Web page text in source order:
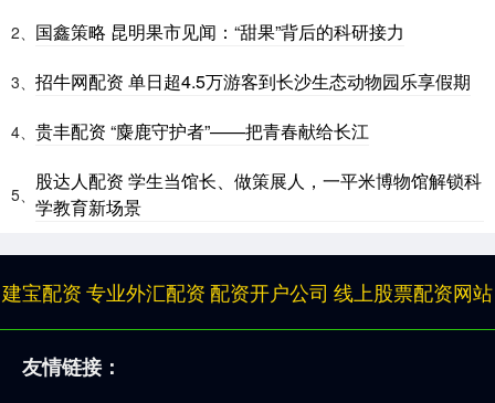
2、 国鑫策略 昆明果市见闻：“甜果”背后的科研接力
3、 招牛网配资 单日超4.5万游客到长沙生态动物园乐享假期
4、 贵丰配资 “麋鹿守护者”——把青春献给长江
5、
股达人配资 学生当馆长、做策展人，一平米博物馆解锁科
学教育新场景
建宝配资专业外汇配资配资开户公司 线上股票配资网站
友情链接：